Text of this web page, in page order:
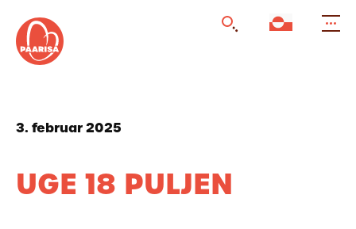
forsiden
3. februar 2025
UGE 18 PULJEN